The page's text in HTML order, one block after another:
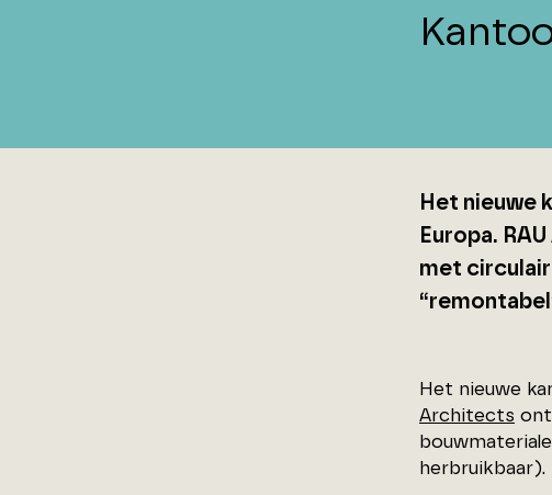
Het nieuwe
Europa.
met
Het nieuwe
Architects
herbruikbaar).